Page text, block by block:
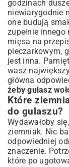
godzinach
niewiarygodnie
one budują
zupełnie
mięsa na
pieczarkowym,
jest inna.
wasz
główna
żeby gulasz
Które
do gulaszu?
Wydawałoby
ziemniak. Nic
odpowiedniej
znaczenie.
które po